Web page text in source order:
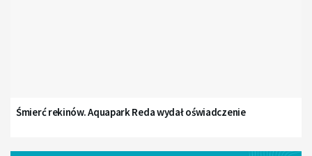
Śmierć rekinów. Aquapark Reda wydał oświadczenie